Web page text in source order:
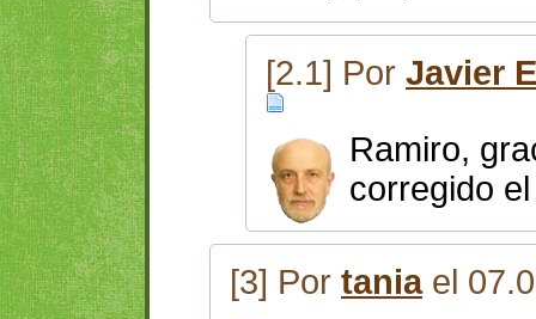
[2.1] Por Javier
Ramiro,
corregido
[3] Por taniael